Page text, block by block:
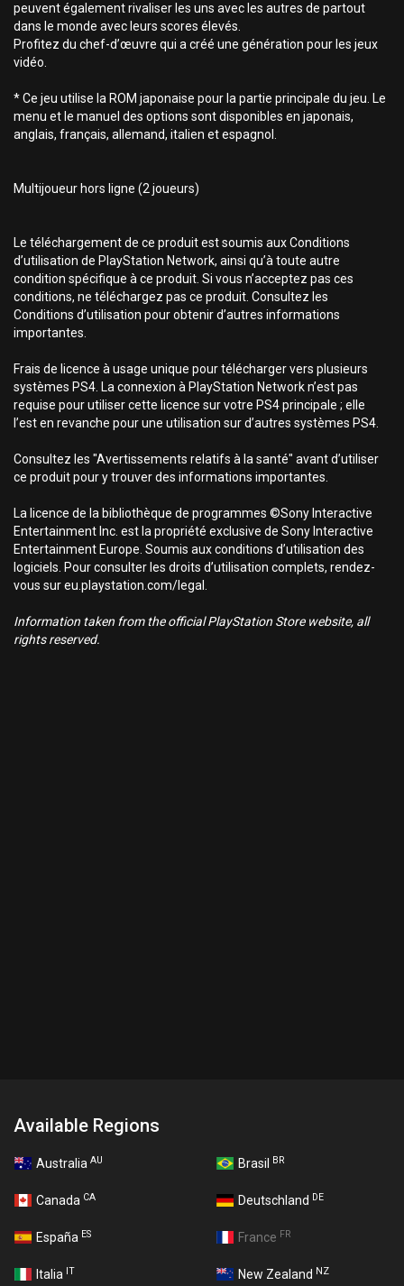
peuvent également rivaliser les uns avec les autres de partout
dans le monde avec leurs scores élevés.
Profitez du chef-d’œuvre qui a créé une génération pour les jeux
vidéo.
* Ce jeu utilise la ROM japonaise pour la partie principale du jeu. Le
menu et le manuel des options sont disponibles en japonais,
anglais, français, allemand, italien et espagnol.
Multijoueur hors ligne (2 joueurs)
Le téléchargement de ce produit est soumis aux Conditions
d’utilisation de PlayStation Network, ainsi qu’à toute autre
condition spécifique à ce produit. Si vous n’acceptez pas ces
conditions, ne téléchargez pas ce produit. Consultez les
Conditions d’utilisation pour obtenir d’autres informations
importantes.
Frais de licence à usage unique pour télécharger vers plusieurs
systèmes PS4. La connexion à PlayStation Network n’est pas
requise pour utiliser cette licence sur votre PS4 principale ; elle
l’est en revanche pour une utilisation sur d’autres systèmes PS4.
Consultez les "Avertissements relatifs à la santé" avant d’utiliser
ce produit pour y trouver des informations importantes.
La licence de la bibliothèque de programmes ©Sony Interactive
Entertainment Inc. est la propriété exclusive de Sony Interactive
Entertainment Europe. Soumis aux conditions d’utilisation des
logiciels. Pour consulter les droits d’utilisation complets, rendez-
vous sur eu.playstation.com/legal.
Information taken from the official PlayStation Store website, all
rights reserved.
Available Regions
Australia AU Brasil BR
Canada CA Deutschland DE
España ES France FR
Italia IT New Zealand NZ